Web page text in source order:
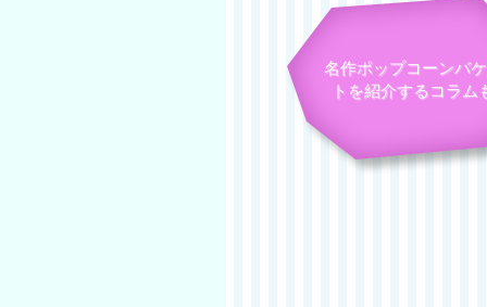
名作ポップコーンバ
トを紹介するコラム